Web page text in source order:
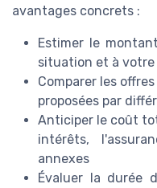
avantages concrets :
Estimer le
situation et à
Comparer les
proposées par
Anticiper le coût
intérêts,
annexes
Évaluer la durée